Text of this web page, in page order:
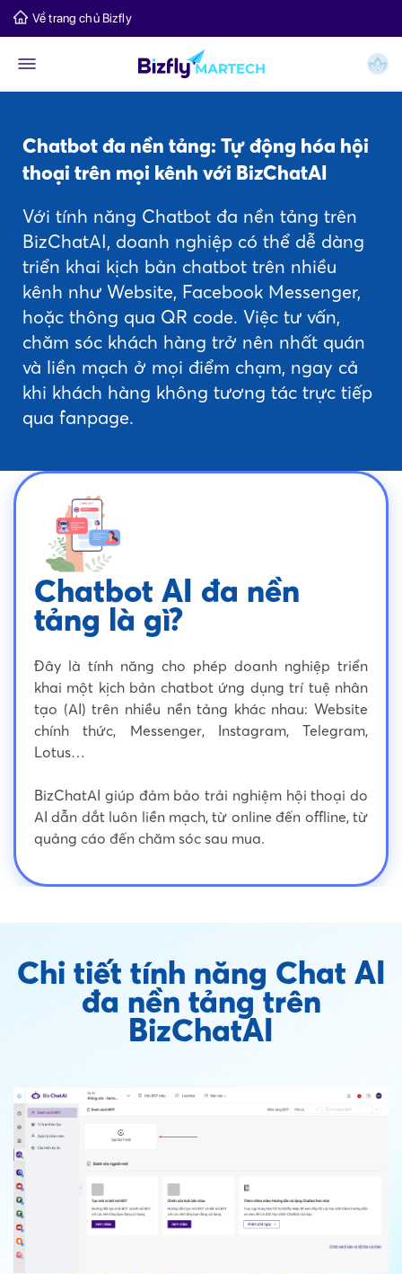
Về trang chủ Bizfly
Chatbot đa nền tảng: Tự động hóa hội
thoại trên mọi kênh với BizChatAI
Với tính năng Chatbot đa nền tảng trên
BizChatAI, doanh nghiệp có thể dễ dàng
triển khai kịch bản chatbot trên nhiều
kênh như Website, Facebook Messenger,
hoặc thông qua QR code. Việc tư vấn,
chăm sóc khách hàng trở nên nhất quán
và liền mạch ở mọi điểm chạm, ngay cả
khi khách hàng không tương tác trực tiếp
qua fanpage.
Chatbot AI đa nền
tảng là gì?
Đây là tính năng cho phép doanh nghiệp triển
khai một kịch bản chatbot ứng dụng trí tuệ nhân
tạo (AI) trên nhiều nền tảng khác nhau: Website
chính thức, Messenger, Instagram, Telegram,
Lotus…
BizChatAI giúp đảm bảo trải nghiệm hội thoại do
AI dẫn dắt luôn liền mạch, từ online đến offline, từ
quảng cáo đến chăm sóc sau mua.
Chi tiết tính năng Chat AI
đa nền tảng trên
BizChatAI